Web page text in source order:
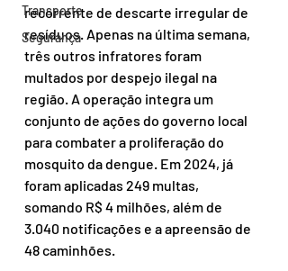
Transporte
Segurança
recorrente de descarte irregular de
resíduos. Apenas na última semana,
três outros infratores foram
multados por despejo ilegal na
região. A operação integra um
conjunto de ações do governo local
para combater a proliferação do
mosquito da dengue. Em 2024, já
foram aplicadas 249 multas,
somando R$ 4 milhões, além de
3.040 notificações e a apreensão de
48 caminhões.